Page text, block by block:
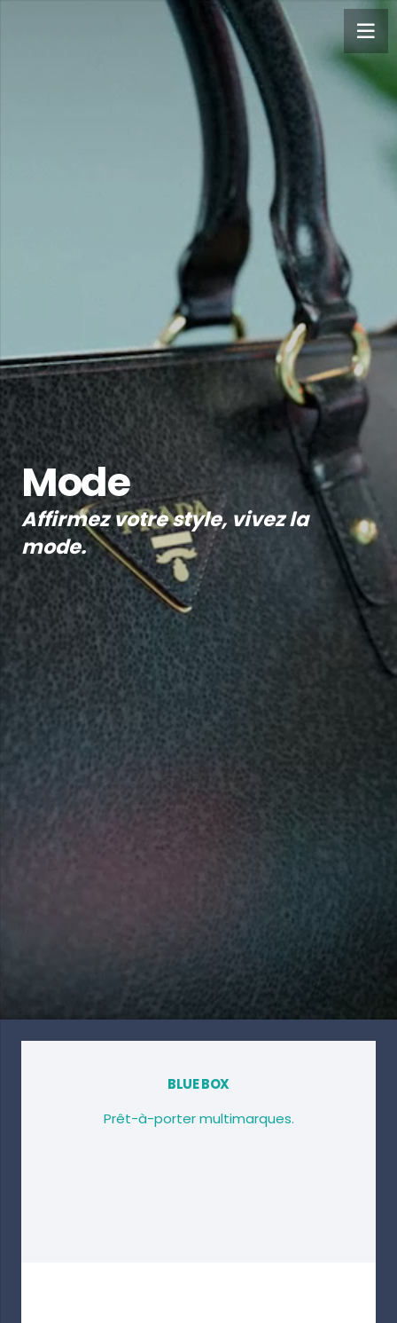
Mode
Affirmez votre style, vivez la
mode.
BLUE BOX
Prêt-à-porter multimarques.